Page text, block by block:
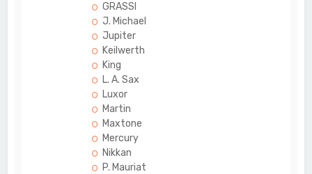
GRASSI
J. Michael
Jupiter
Keilwerth
King
L. A. Sax
Luxor
Martin
Maxtone
Mercury
Nikkan
P. Mauriat